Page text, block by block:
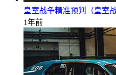
皇室战争精准预判（皇室
1年前